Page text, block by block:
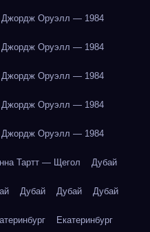
Джордж Оруэлл — 1984
Джордж Оруэлл — 1984
Джордж Оруэлл — 1984
Джордж Оруэлл — 1984
Джордж Оруэлл — 1984
Тартт — Щегол Дубай
Дубай Дубай Дубай
Екатеринбург